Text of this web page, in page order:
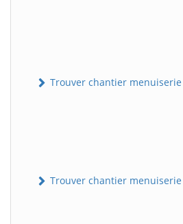
Trouver chantier
Trouver chantier menuiserie